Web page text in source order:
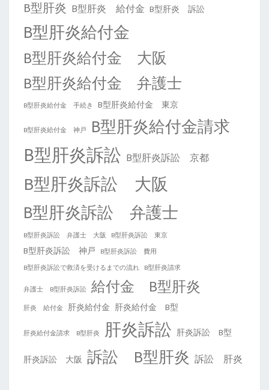
B型肝炎 B型肝炎 給付金 B型肝炎 訴訟
B型肝炎給付金
B型肝炎給付金 大阪
B型肝炎給付金 弁護士
B型肝炎給付金 手続き B型肝炎給付金 東京
B型肝炎給付金 神戸 B型肝炎給付金請求
B型肝炎訴訟 B型肝炎訴訟 京都
B型肝炎訴訟 大阪
B型肝炎訴訟 弁護士
B型肝炎訴訟 弁護士 大阪 B型肝炎訴訟 東京
B型肝炎訴訟 神戸 B型肝炎訴訟 費用
B型肝炎訴訟で救済を受けるまでの流れ B型肝炎請求
弁護士 B型肝炎訴訟 給付金 B型肝炎
肝炎 給付金 肝炎給付金 肝炎給付金 B型
肝炎給付金請求 B型肝炎 肝炎訴訟 肝炎訴訟 B型
肝炎訴訟 大阪 訴訟 B型肝炎 訴訟 肝炎